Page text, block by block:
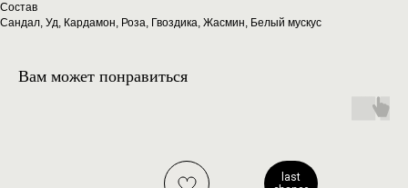
Состав
Сандал, Уд, Кардамон, Роза, Гвоздика, Жасмин, Белый мускус
Вам может понравиться
last